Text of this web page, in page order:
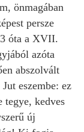
önmagában
persze
óta a XVII.
azóta
abszolvált
eszembe: ez
tegye, kedves
új